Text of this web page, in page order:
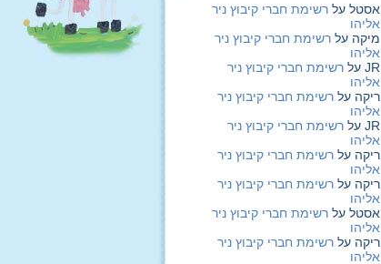
אסטל על רשימת חברי קיבוץ ניר
אליהו
מיקה על רשימת חברי קיבוץ ניר
אליהו
JR על רשימת חברי קיבוץ ניר
אליהו
ריקה על רשימת חברי קיבוץ ניר
אליהו
JR על רשימת חברי קיבוץ ניר
אליהו
ריקה על רשימת חברי קיבוץ ניר
אליהו
ריקה על רשימת חברי קיבוץ ניר
אליהו
אסטל על רשימת חברי קיבוץ ניר
אליהו
ריקה על רשימת חברי קיבוץ ניר
אליהו